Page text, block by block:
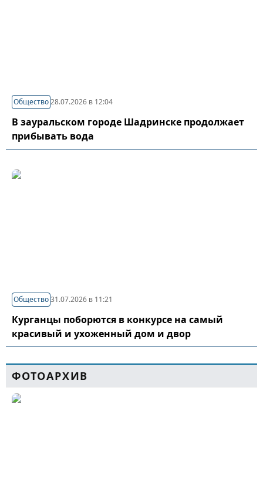
Общество28.07.2026 в 12:04
В зауральском городе Шадринске продолжает
прибывать вода
Общество31.07.2026 в 11:21
Курганцы поборются в конкурсе на самый
красивый и ухоженный дом и двор
ФОТОАРХИВ